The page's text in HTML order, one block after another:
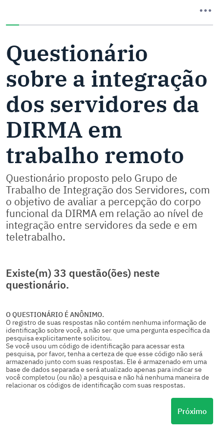
Questionário
sobre a integração
dos servidores da
DIRMA em
trabalho remoto
Questionário proposto pelo Grupo de
Trabalho de Integração dos Servidores, com
o objetivo de avaliar a percepção do corpo
funcional da DIRMA em relação ao nível de
integração entre servidores da sede e em
teletrabalho.
Existe(m) 33 questão(ões) neste
questionário.
O QUESTIONÁRIO É ANÔNIMO.
O registro de suas respostas não contém nenhuma informação de
identificação sobre você, a não ser que uma pergunta específica da
pesquisa explicitamente solicitou.
Se você usou um código de identificação para acessar esta
pesquisa, por favor, tenha a certeza de que esse código não será
armazenado junto com suas respostas. Ele é armazenado em uma
base de dados separada e será atualizado apenas para indicar se
você completou (ou não) a pesquisa e não há nenhuma maneira de
relacionar os códigos de identificação com suas respostas.
Próximo